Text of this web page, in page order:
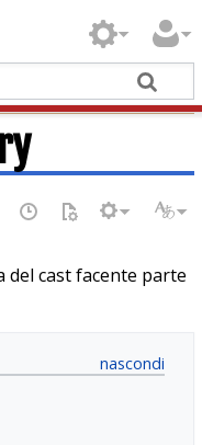
cast facente parte